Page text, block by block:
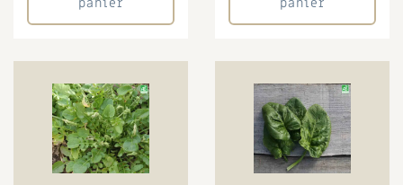
Recettes végétariennes et vegan
Conception et gros oeuvre
Matériaux écologiques
Trucs & astuces
Trocs & petites annonces
Appels à témoignage